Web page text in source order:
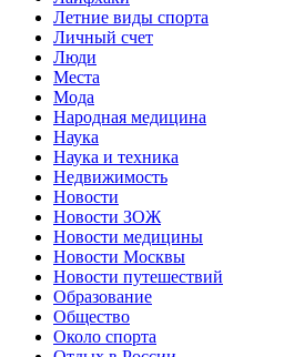
Летние виды спорта
Личный счет
Люди
Места
Мода
Народная медицина
Наука
Наука и техника
Недвижимость
Новости
Новости ЗОЖ
Новости медицины
Новости Москвы
Новости путешествий
Образование
Общество
Около спорта